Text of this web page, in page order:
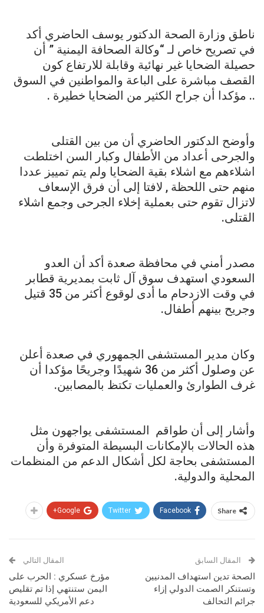
ناطق وزارة الصحة الدكتور يوسف الحاضري أكد
في تصريح خاص لـ “وكالة الصحافة اليمنية ” أن
حصيلة الضحايا غير نهائية وقابلة للارتفاع كون
القصف مباشرة على الباعة والمواطنين في السوق
.. مؤكدا أن جراح الكثير من الضحايا خطيرة .
وأوضح الدكتور الحاضري أن من بين القتلى
والجرحى أعداد من الأطفال وكبار السن اختلطت
اشلاءهم مع اشلاء بقية الضحايا ولم يتم تمييز عددا
منهم حتى اللحظة , لافتا إلى أن فرق الإسعاف
لاتزال تقوم حتى بعملية إخلاء الجرحى وجمع اشلاء
القتلى.
مصدر أمني في محافظة صعدة أكد أن العدو
السعودي استهدف سوق آل ثابت بمديرية قطابر
في وقت الازدحام ما أدى لوقوع أكثر من 35 قتيل
وجريح بينهم أطفال.
وكان مدير المستشفى الجمهوري في صعدة أعلن
عن وصلول أكثر من 36 شهيدًا وجريحًا مؤكدا أن
غرف الطوارئ والعمليات تكتظ بالمصابين.
وأشار إلى أن طواقم المستشفى يواجهون مثل
هذه الحالات بالإمكانات البسيطة المتوفرة وأن
المستشفى بحاجة لكل أشكال الدعم من المنظمات
المحلية والدولية.
Share
Facebook
Twitter
Google+
المقال السابق
الصحة تدين استهداف المدنيين
وتستنكر الصمت الدولي إزاء
جرائم التحالف
المقال التالي
مؤرخ عسكري : الحرب على
اليمن ستنتهي إذا تم تقليص
دعم الأمريكي للسعودية